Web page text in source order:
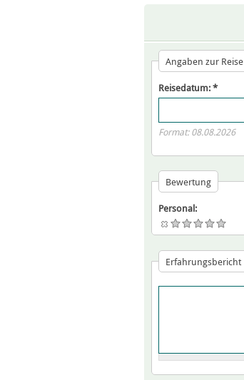
Angaben zur Reise
Reisedatum:*
Format: 08.08.2026
Bewertung
Personal:
Erfahrungsbericht